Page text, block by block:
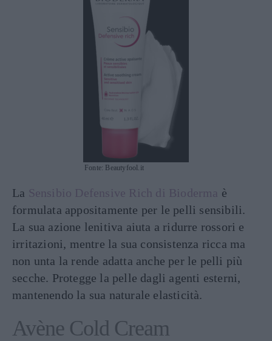
Fonte: Beautyfool.it
La Sensibio Defensive Rich di Bioderma è
formulata appositamente per le pelli sensibili.
La sua azione lenitiva aiuta a ridurre rossori e
irritazioni, mentre la sua consistenza ricca ma
non unta la rende adatta anche per le pelli più
secche. Protegge la pelle dagli agenti esterni,
mantenendo la sua naturale elasticità.
Avène Cold Cream